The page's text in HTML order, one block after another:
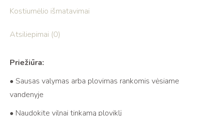
Kostiumėlio išmatavimai
Atsiliepimai (0)
Priežiūra:
• Sausas valymas arba plovimas rankomis vėsiame
vandenyje
• Naudokite vilnai tinkamą ploviklį